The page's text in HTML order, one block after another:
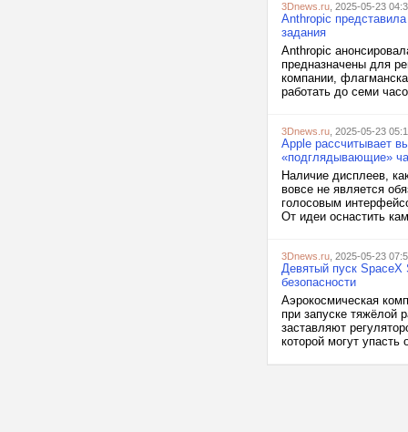
3Dnews.ru , 2025-05-23
Anthropic
задания
Anthropic
предназначены для
компании,
работать до семи
3Dnews.ru , 2025-05-23
Apple рассчитывает
«подглядывающие»
Наличие дисплеев,
вовсе не является
голосовым
От идеи оснастить
3Dnews.ru , 2025-05-23
Девятый пуск
безопасности
Аэрокосмическая
при запуске тяжёлой
заставляют
которой могут